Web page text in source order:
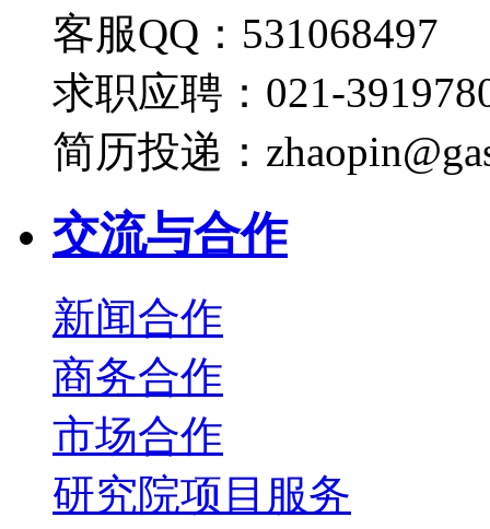
客服QQ：531068497
求职应聘：021-
简历投递：
交流与合作
新闻合作
商务合作
市场合作
研究院项目服务